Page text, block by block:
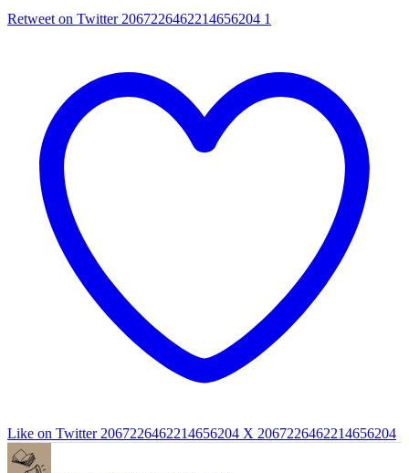
Retweet on Twitter 2067226462214656204 1
Like on Twitter 2067226462214656204 X 2067226462214656204